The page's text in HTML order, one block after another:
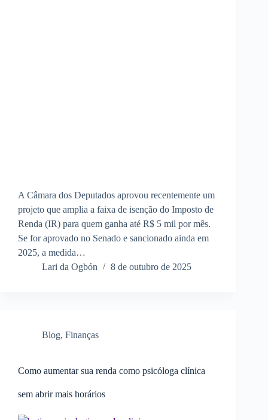
A Câmara dos Deputados aprovou recentemente um
projeto que amplia a faixa de isenção do Imposto de
Renda (IR) para quem ganha até R$ 5 mil por mês.
Se for aprovado no Senado e sancionado ainda em
2025, a medida…
Lari da Ogbón
8 de outubro de 2025
Blog, Finanças
Como aumentar sua renda como psicóloga clínica
sem abrir mais horários